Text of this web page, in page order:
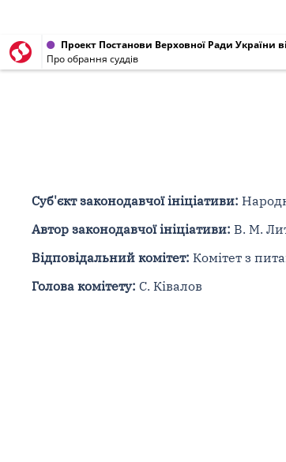
Проект Постанови Верховної Ради України
Про обрання суддів